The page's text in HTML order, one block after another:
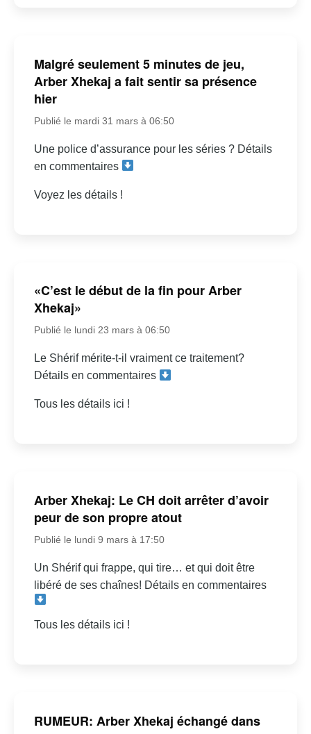
Malgré seulement 5 minutes de jeu,
Arber Xhekaj a fait sentir sa présence
hier
Publié le mardi 31 mars à 06:50
Une police d’assurance pour les séries ? Détails
en commentaires
Voyez les détails !
«C’est le début de la fin pour Arber
Xhekaj»
Publié le lundi 23 mars à 06:50
Le Shérif mérite-t-il vraiment ce traitement?
Détails en commentaires
Tous les détails ici !
Arber Xhekaj: Le CH doit arrêter d’avoir
peur de son propre atout
Publié le lundi 9 mars à 17:50
Un Shérif qui frappe, qui tire… et qui doit être
libéré de ses chaînes! Détails en commentaires
Tous les détails ici !
RUMEUR: Arber Xhekaj échangé dans